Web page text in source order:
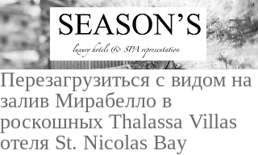
Перезагрузиться с видом на
залив Мирабелло в
роскошных Thalassa Villas
отеля St. Nicolas Bay